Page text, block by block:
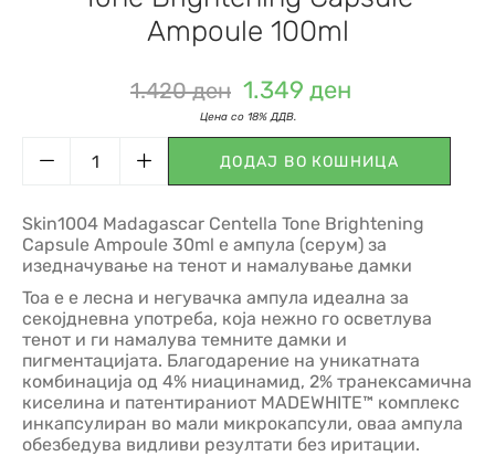
Ampoule 100ml
1.420ден 1.349 ден
ДОДАЈ ВО КОШНИЦА
Skin1004 Madagascar Centella Tone Brightening
Capsule Ampoule 30ml e ампула (серум) за
изедначување на тенот и намалување дамки
Toa e е лесна и негувачка ампула идеална за
секојдневна употреба, која нежно го осветлува
тенот и ги намалува темните дамки и
пигментацијата. Благодарение на уникатната
комбинација од 4% ниацинамид, 2% транексамична
киселина и патентираниот MADEWHITE™ комплекс
инкапсулиран во мали микрокапсули, оваа ампула
обезбедува видливи резултати без иритации.